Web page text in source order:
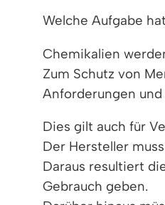
Welche Aufgabe
Chemikalien
Zum Schutz von
Anforderungen
Dies gilt auch für
Der Hersteller
Daraus resultiert
Gebrauch geben.